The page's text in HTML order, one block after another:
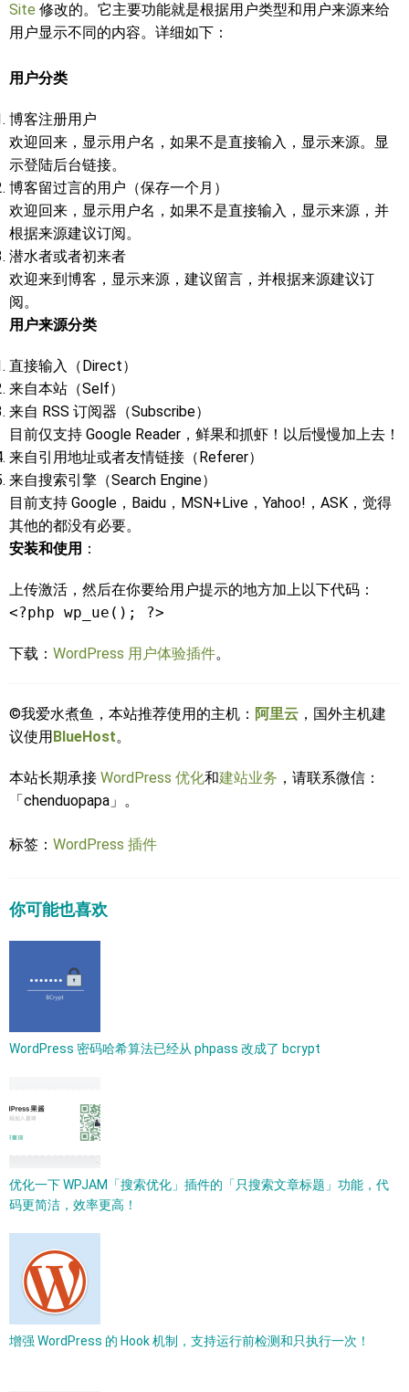
Site 修改的。它主要功能就是根据用户类型和用户来源来给
用户显示不同的内容。详细如下：
用户分类
博客注册用户
欢迎回来，显示用户名，如果不是直接输入，显示来源。显
示登陆后台链接。
博客留过言的用户（保存一个月）
欢迎回来，显示用户名，如果不是直接输入，显示来源，并
根据来源建议订阅。
潜水者或者初来者
欢迎来到博客，显示来源，建议留言，并根据来源建议订
阅。
用户来源分类
直接输入（Direct）
来自本站（Self）
来自 RSS 订阅器（Subscribe）
目前仅支持 Google Reader，鲜果和抓虾！以后慢慢加上去！
来自引用地址或者友情链接（Referer）
来自搜索引擎（Search Engine）
目前支持 Google，Baidu，MSN+Live，Yahoo!，ASK，觉得
其他的都没有必要。
安装和使用 ：
上传激活，然后在你要给用户提示的地方加上以下代码：
<?php wp_ue(); ?>
下载： WordPress 用户体验插件。
©我爱水煮鱼，本站推荐使用的主机： 阿里云 ，国外主机建
议使用BlueHost。
本站长期承接 WordPress 优化和建站业务 ，请联系微信：
「chenduopapa」。
标签： WordPress 插件
你可能也喜欢
WordPress 密码哈希算法已经从 phpass 改成了 bcrypt​
优化一下 WPJAM「搜索优化」插件的「只搜索文章标题」功能，代
码更简洁，效率更高！
增强 WordPress 的 Hook 机制，支持运行前检测和只执行一次！